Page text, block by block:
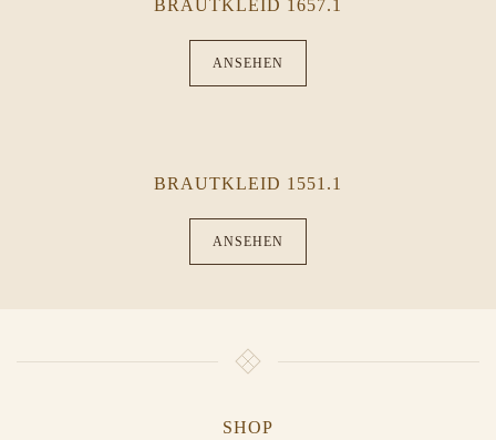
BRAUTKLEID 1657.1
ANSEHEN
BRAUTKLEID 1551.1
ANSEHEN
SHOP